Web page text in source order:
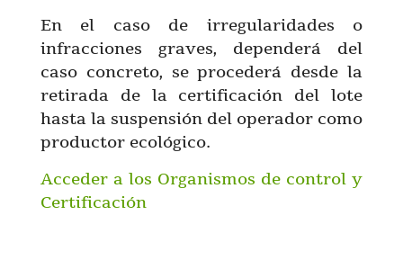
En el caso de irregularidades o
infracciones graves, dependerá del
caso concreto, se procederá desde la
retirada de la certificación del lote
hasta la suspensión del operador como
productor ecológico.
Acceder a los Organismos de control y
Certificación